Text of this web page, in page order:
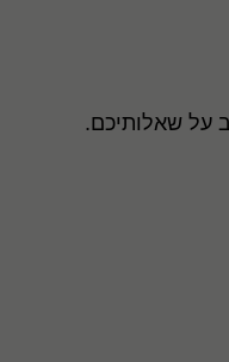
על שאלותיכם.